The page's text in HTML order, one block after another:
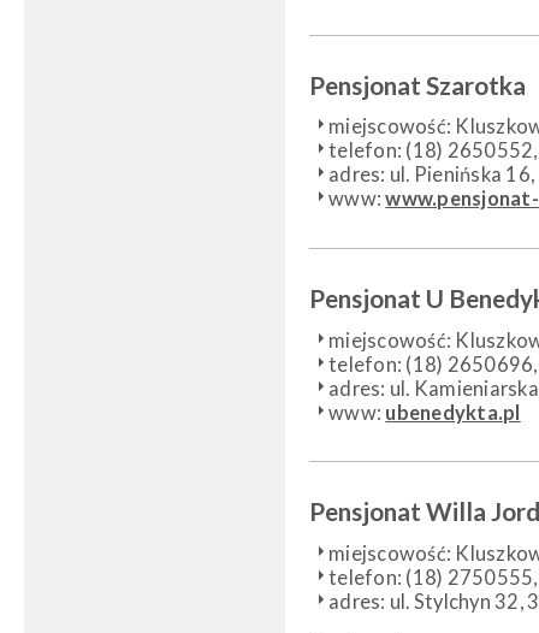
Pensjonat Szarotka
miejscowość:
telefon: (18)
adres: ul. Pienińska
www:
Pensjonat U
miejscowość:
telefon: (18)
adres: ul.
www: ubenedykta.pl
Pensjonat Willa
miejscowość:
telefon: (18)
adres: ul. Stylchyn 32,